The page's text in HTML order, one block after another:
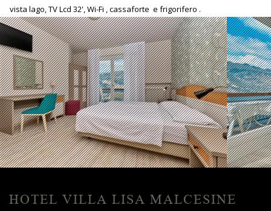
vista lago, TV Lcd 32', Wi-Fi , cassaforte e frigorifero .
HOTEL VILLA LISA MALCESINE